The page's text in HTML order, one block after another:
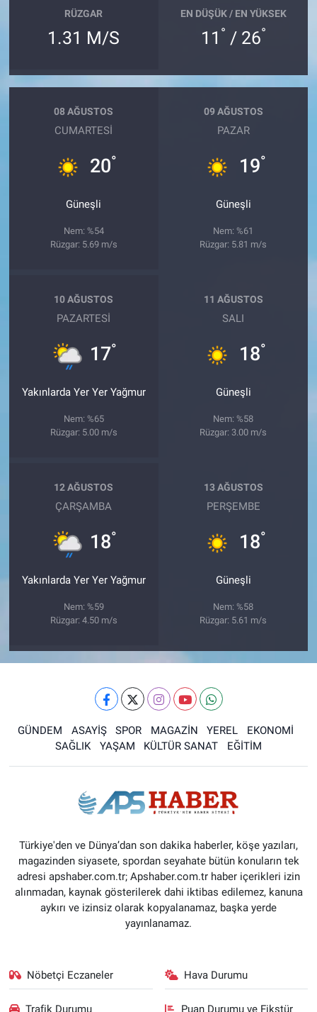
RÜZGAR
1.31 M/S
EN DÜŞÜK / EN YÜKSEK
11 ° / 26°
08 AĞUSTOS
CUMARTESI
20°
Güneşli
Nem: %54
Rüzgar: 5.69 m/s
09 AĞUSTOS
PAZAR
19°
Güneşli
Nem: %61
Rüzgar: 5.81 m/s
10 AĞUSTOS
PAZARTESI
17°
Yakınlarda Yer Yer Yağmur
Nem: %65
Rüzgar: 5.00 m/s
11 AĞUSTOS
SALI
18°
Güneşli
Nem: %58
Rüzgar: 3.00 m/s
12 AĞUSTOS
ÇARŞAMBA
18°
Yakınlarda Yer Yer Yağmur
Nem: %59
Rüzgar: 4.50 m/s
13 AĞUSTOS
PERŞEMBE
18°
Güneşli
Nem: %58
Rüzgar: 5.61 m/s
GÜNDEM ASAYİŞ SPOR MAGAZİN YEREL
EKONOMİ
SAĞLIK
YAŞAM KÜLTÜR SANAT EĞİTİM
Türkiye'den ve Dünya’dan son dakika haberler, köşe yazıları,
magazinden siyasete, spordan seyahate bütün konuların tek
adresi apshaber.com.tr; Apshaber.com.tr haber içerikleri izin
alınmadan, kaynak gösterilerek dahi iktibas edilemez, kanuna
aykırı ve izinsiz olarak kopyalanamaz, başka yerde
yayınlanamaz.
Nöbetçi Eczaneler Hava Durumu